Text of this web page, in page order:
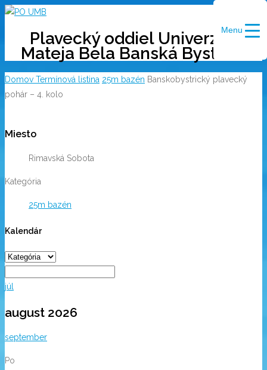
Skip
contentPlavecký oddiel Univerzity
Mateja Bela Banská Bystrica
Domov Termínová listina 25m bazén Banskobystrický plavecký
pohár – 4. kolo
Miesto
Rimavská Sobota
Kategória
25m bazén
Kalendár
júl
august 2026
september
Po
Menu